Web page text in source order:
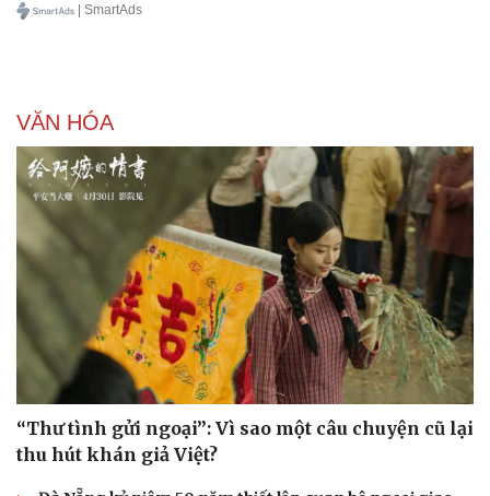
Doanh nghiệp
Thông tin doanh nghiệp
Doanh nghiệp 24h
Doanh nhân
Vì cộng đồng
Công nghệ
Sành điệu
Tin Công nghệ
Trải nghiệm
| SmartAds
VĂN HÓA
“Thư tình gửi ngoại”: Vì sao một câu chuyện cũ lại
thu hút khán giả Việt?